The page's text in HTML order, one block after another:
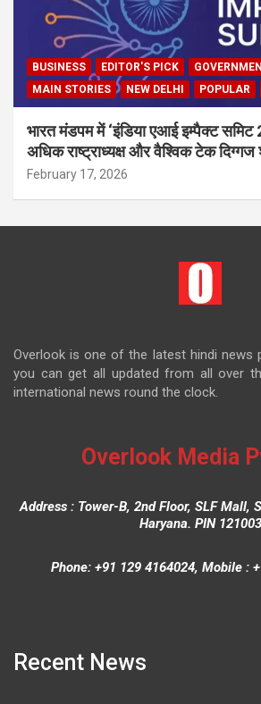
BUSINESS EDITOR'S PICK
MAIN STORIES
NEW DELHI POPULAR
भारत मंडपम में ‘इंडिया एआई इम्पैक्ट
अधिक राष्ट्राध्यक्ष और वैश्विक टेक दिग्गज
February 17, 2026
Overlook is one of the latest hindi news
you can get all updated from all over
international news round the clock.
Overlook Media
Address : Tower-B, 2nd Floor, SLF Mall,
Haryana. PIN 121003
Phone: +91 129 4164024, Mobile :
Recent News